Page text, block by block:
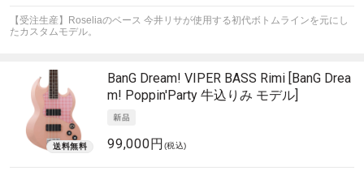
【受注生産】Roseliaのベース 今井リサが使用する初代ボトムラインを元にし
たカスタムモデル。
BanG Dream! VIPER BASS Rimi [BanG Drea
m! Poppin'Party 牛込りみ モデル]
99,000円 (税込)